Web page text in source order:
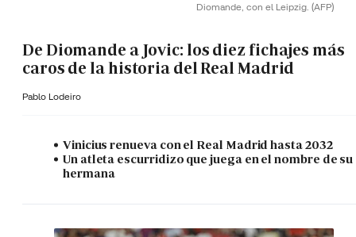
Diomande, con el Leipzig. (AFP)
De Diomande a Jovic: los diez fichajes más
caros de la historia del Real Madrid
Pablo Lodeiro
Vinicius renueva con el Real Madrid hasta 2032
Un atleta escurridizo que juega en el nombre de su
hermana